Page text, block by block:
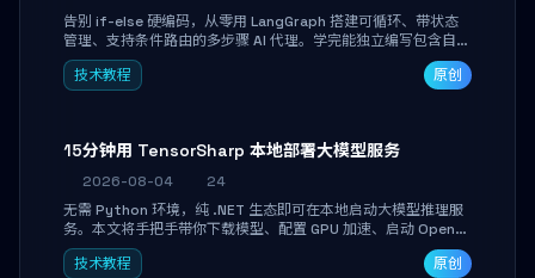
告别 if-else 硬编码，从零用 LangGraph 搭建可循环、带状态
管理、支持条件路由的多步骤 AI 代理。学完能独立编写包含自动
决策、工具调用和持久化状态的复杂工作流，并避开递归溢出、
状态丢失等常见坑点。
技术教程 原创
15分钟用 TensorSharp 本地部署大模型服务
2026-08-04
24
无需 Python 环境，纯 .NET 生态即可在本地启动大模型推理服
务。本文将手把手带你下载模型、配置 GPU 加速、启动 OpenAI
兼容 API，并在 C# 业务代码中无缝调用。数据不出网，零门槛
搞定本地 LLM 部署。
技术教程 原创